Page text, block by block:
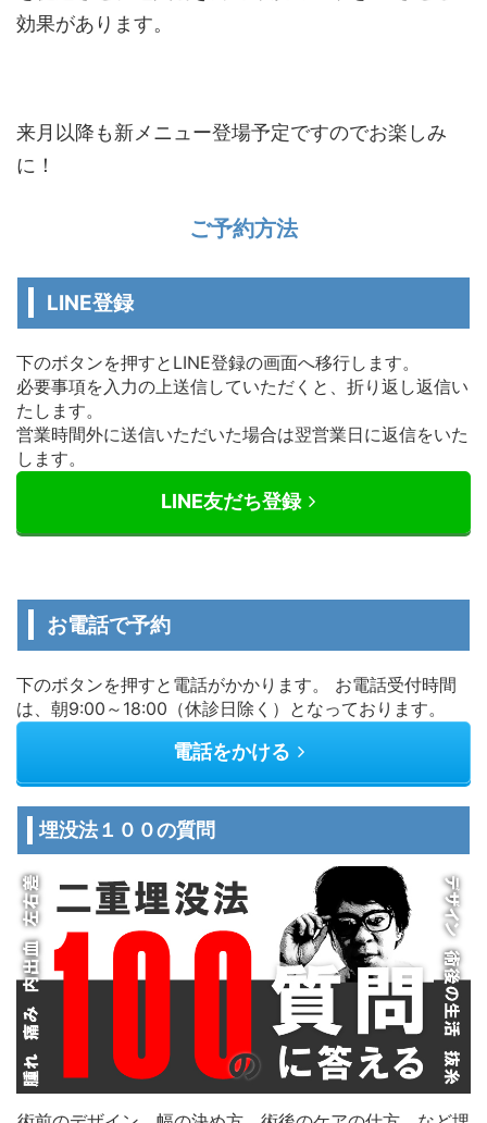
効果があります。
来月以降も新メニュー登場予定ですのでお楽しみ
に！
ご予約方法
LINE登録
下のボタンを押すとLINE登録の画面へ移行します。
必要事項を入力の上送信していただくと、折り返し返信い
たします。
営業時間外に送信いただいた場合は翌営業日に返信をいた
します。
LINE友だち登録
お電話で予約
下のボタンを押すと電話がかかります。 お電話受付時間
は、朝9:00～18:00（休診日除く）となっております。
電話をかける
埋没法１００の質問